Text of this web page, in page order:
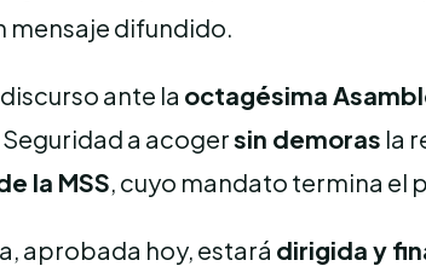
mensaje difundido.
ante la octagésima
a acogersin demoras la
la MSS, cuyo mandato termina el
aprobada hoy, estará dirigida y